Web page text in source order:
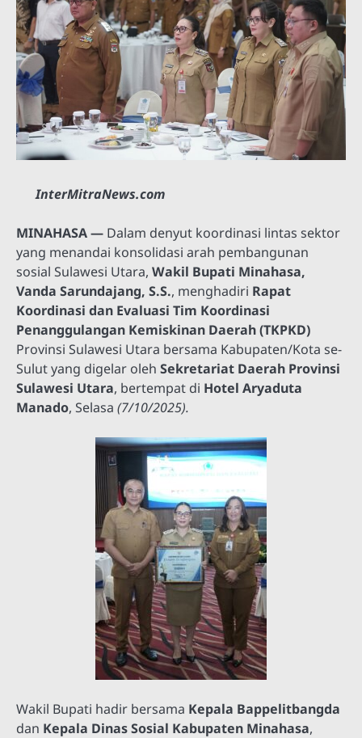
InterMitraNews.com
MINAHASA — Dalam denyut koordinasi lintas sektor
yang menandai konsolidasi arah pembangunan
sosial Sulawesi Utara, Wakil Bupati Minahasa,
Vanda Sarundajang, S.S., menghadiri Rapat
Koordinasi dan Evaluasi Tim Koordinasi
Penanggulangan Kemiskinan Daerah (TKPKD)
Provinsi Sulawesi Utara bersama Kabupaten/Kota se-
Sulut yang digelar oleh Sekretariat Daerah Provinsi
Sulawesi Utara, bertempat di Hotel Aryaduta
Manado, Selasa (7/10/2025).
Wakil Bupati hadir bersama Kepala Bappelitbangda
dan Kepala Dinas Sosial Kabupaten Minahasa,